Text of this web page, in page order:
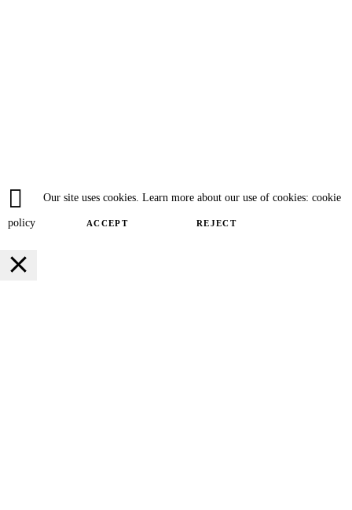
Our site uses cookies. Learn more about our use of cookies: cookie
policy ACCEPT REJECT